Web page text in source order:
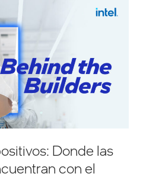
Donde las
con el